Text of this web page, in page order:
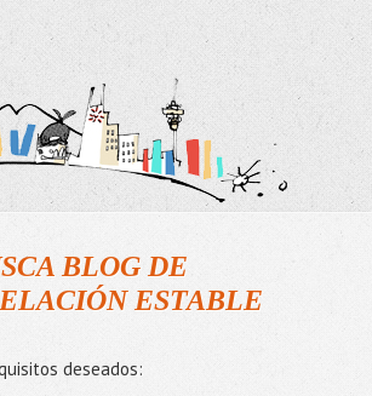
BLOG DE
ESTABLE
deseados: